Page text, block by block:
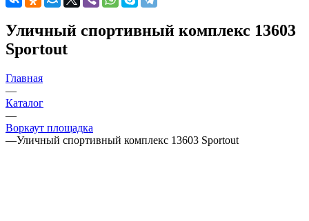
Уличный спортивный комплекс 13603
Sportout
Главная
—
Каталог
—
Воркаут площадка
—Уличный спортивный комплекс 13603 Sportout